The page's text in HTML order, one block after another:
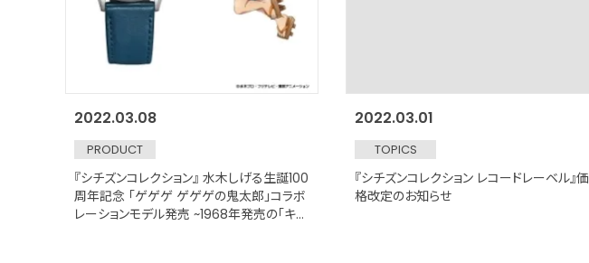
2022.03.08
PRODUCT
『シチズンコレクション』 水木しげる生誕100
周年記念 「ゲゲゲ ゲゲゲの鬼太郎」コラボ
レーションモデル発売 ~1968年発売の「キン
2022.03.01
TOPICS
『シチズンコレクション レコードレーベル』価
格改定のお知らせ